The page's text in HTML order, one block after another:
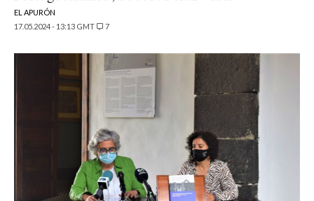
EL APURÓN
17.05.2024 - 13:13 GMT
7